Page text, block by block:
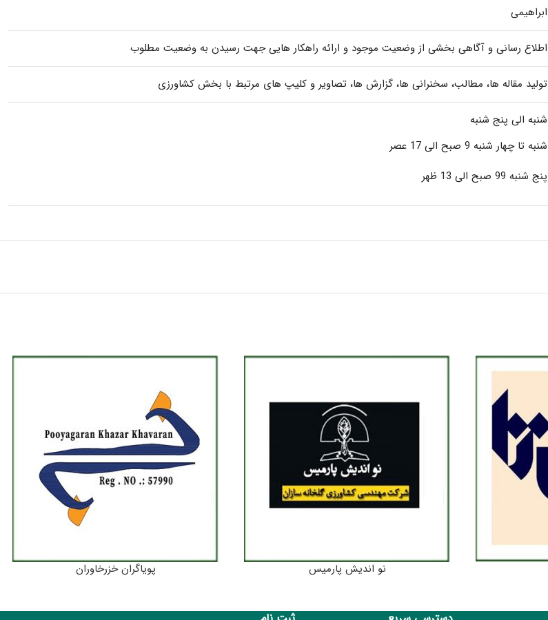
ابراهیمی
اطلاع رسانی و آگاهی بخشی از وضعیت موجود و ارائه راهکار هایی جهت رسیدن به وضعیت مطلوب
تولید مقاله ها، مطالب، سخنرانی ها، گزارش ها، تصاویر و کلیپ های مرتبط با بخش کشاورزی
شنبه الی پنج شنبه
شنبه تا چهار شنبه 9 صبح الی 17 عصر
پنج شنبه 99 صبح الی 13 ظهر
نو اندیش پارمیس پویاگران خزرخاوران